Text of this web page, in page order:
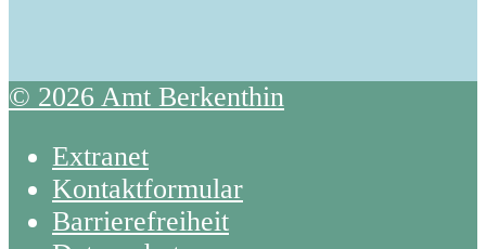
© 2026 Amt Berkenthin
Extranet
Kontaktformular
Barrierefreiheit